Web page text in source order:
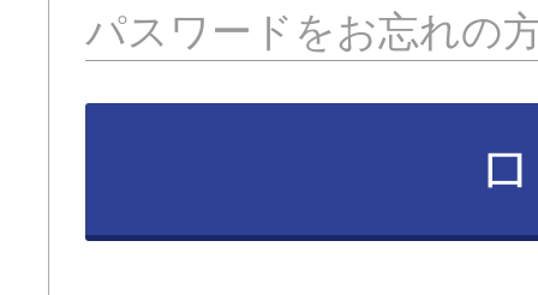
パスワードをお忘れの